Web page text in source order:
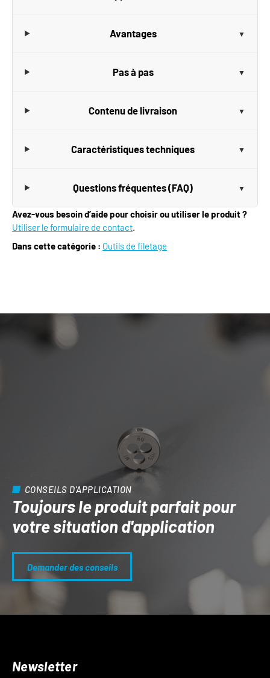
Avantages
Pas à pas
Contenu de livraison
Caractéristiques techniques
Questions fréquentes (FAQ)
Avez-vous besoin d’aide pour choisir ou utiliser le produit ?
Utiliser le formulaire de contact.
Dans cette catégorie : Outils de filetage
CONSEILS D'APPLICATION
Toujours le produit parfait pour
votre situation d'application
Demander des conseils
Newsletter